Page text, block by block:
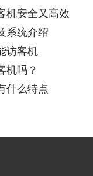
机安全又高效
系统介绍
访客机
机吗？
什么特点